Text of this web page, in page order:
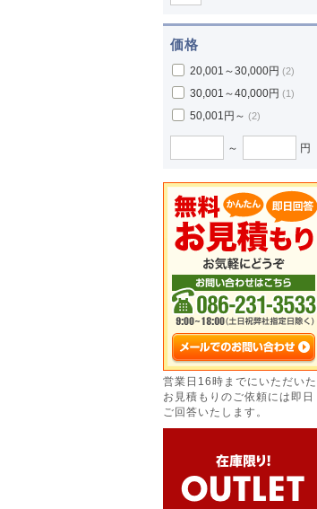
価格
20,001～30,000円 (2)
30,001～40,000円 (1)
50,001円～ (2)
～ 円
営業日16時までにいただいた
お見積もりのご依頼には即日
ご回答いたします。